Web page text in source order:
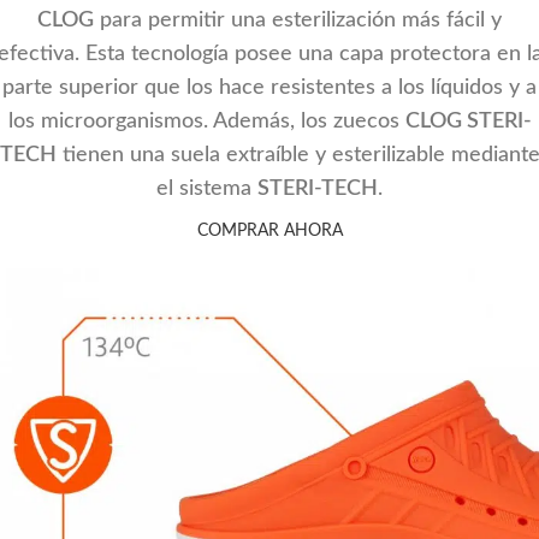
CLOG para permitir una esterilización más fácil y
Esta tecnología posee una capa protectora en
parte superior que los hace resistentes a los líquidos y a
los microorganismos. Además, los zuecos CLOG STERI-
TECH tienen una suela extraíble y esterilizable mediante
el sistema STERI-TECH .
COMPRAR AHORA